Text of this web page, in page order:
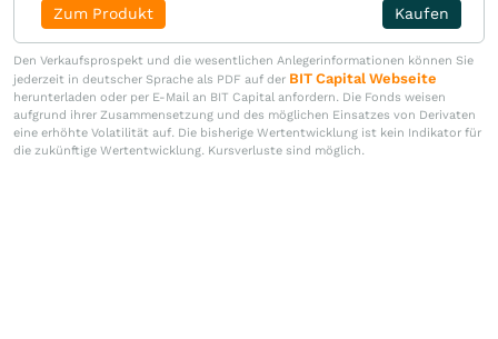
Kaufen
Zum Produkt
Den Verkaufsprospekt und die wesentlichen Anlegerinformationen können Sie
jederzeit in deutscher Sprache als PDF auf der BIT Capital Webseite
herunterladen oder per E-Mail an BIT Capital anfordern. Die Fonds weisen
aufgrund ihrer Zusammensetzung und des möglichen Einsatzes von Derivaten
eine erhöhte Volatilität auf. Die bisherige Wertentwicklung ist kein Indikator für
die zukünftige Wertentwicklung. Kursverluste sind möglich.